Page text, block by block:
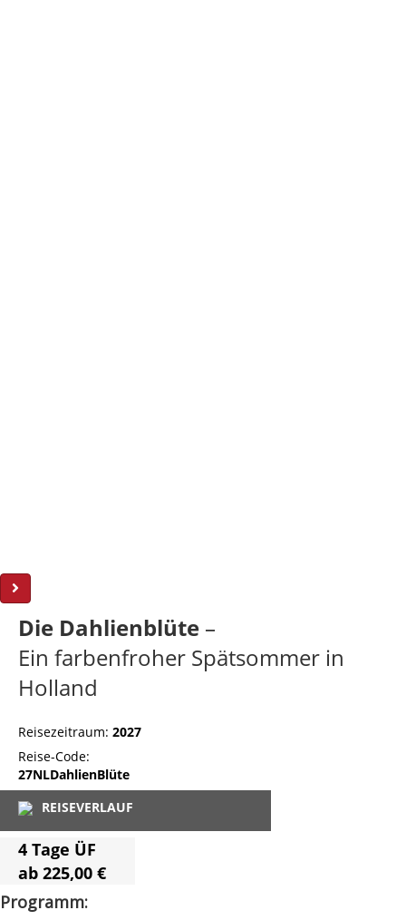
Die Dahlienblüte –
Ein farbenfroher Spätsommer in
Holland
Reisezeitraum: 2027
Reise-Code:
27NLDahlienBlüte
REISEVERLAUF
4 Tage ÜF
ab 225,00 €
Programm: